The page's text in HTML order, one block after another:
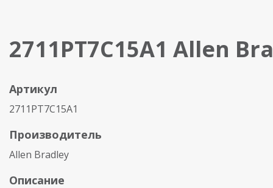
2711PT7C15A1 Allen
Артикул
2711PT7C15A1
Производитель
Allen Bradley
Описание